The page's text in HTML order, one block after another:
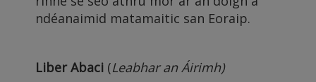
ndéanaimid matamaitic san Eoraip.
Liber Abaci (Leabhar an Áirimh)